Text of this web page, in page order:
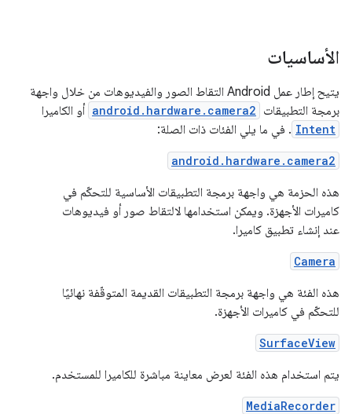
الأساسيات
يتيح إطار عمل Android التقاط الصور والفيديوهات من خلال واجهة
برمجة التطبيقات android.hardware.camera2 أو الكاميرا
Intent . في ما يلي الفئات ذات الصلة:
android.hardware.camera2
هذه الحزمة هي واجهة برمجة التطبيقات الأساسية للتحكّم في
كاميرات الأجهزة. ويمكن استخدامها لالتقاط صور أو فيديوهات
عند إنشاء تطبيق كاميرا.
Camera
هذه الفئة هي واجهة برمجة التطبيقات القديمة المتوقّفة نهائيًا
للتحكّم في كاميرات الأجهزة.
SurfaceView
يتم استخدام هذه الفئة لعرض معاينة مباشرة للكاميرا للمستخدم.
MediaRecorder